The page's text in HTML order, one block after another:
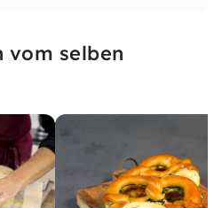
vom selben